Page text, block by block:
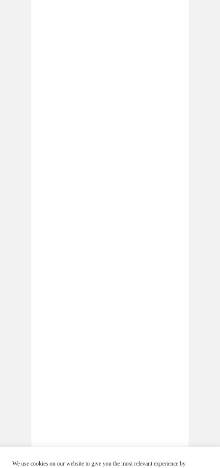
We use cookies on our website to give you the most relevant experience by